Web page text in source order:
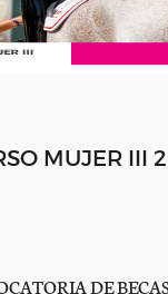
MUJER III
DE